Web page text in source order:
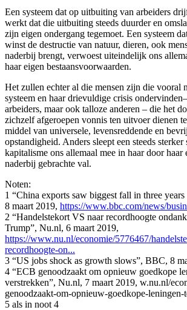
Een systeem dat op uitbuiting van arbeiders
werkt dat die uitbuiting steeds duurder en
zijn eigen ondergang tegemoet. Een systeem
winst de destructie van natuur, dieren, ook
naderbij brengt, verwoest uiteindelijk ons
haar eigen bestaansvoorwaarden.
Het zullen echter al die mensen zijn die vooral
systeem en haar drievuldige crisis
arbeiders, maar ook talloze anderen – die het
zichzelf afgeroepen vonnis ten uitvoer dienen
middel van universele, levensreddende en
opstandigheid. Anders sleept een steeds sterker
kapitalisme ons allemaal mee in haar door haar
naderbij gebrachte val.
Noten:
1 “China exports saw biggest fall in three
8 maart 2019, https://www.bbc.com/news/
2 “Handelstekort VS naar recordhoogte
Trump”, Nu.nl, 6 maart 2019,
https://www.nu.nl/economie/5776467/
recordhoogte-on...
3 “US jobs shock as growth slows”, BBC, 8
4 “ECB genoodzaakt om opnieuw goedkope
verstrekken”, Nu.nl, 7 maart 2019, w.nu.nl/
genoodzaakt-om-opnieuw-goedkope-leningen-
5 als in noot 4